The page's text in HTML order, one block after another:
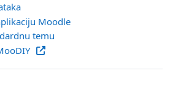
Moodle
temu